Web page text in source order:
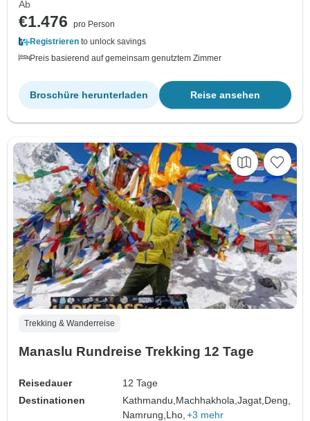
Ab
€1.476
pro Person
Registrieren to unlock savings
Preis basierend auf gemeinsam genutztem Zimmer
Reise ansehen
Broschüre herunterladen
Trekking & Wanderreise
Manaslu Rundreise Trekking 12 Tage
Reisedauer
12 Tage
Destinationen
Kathmandu, Machhakhola,Jagat, Deng,
Namrung, Lho, +3 mehr